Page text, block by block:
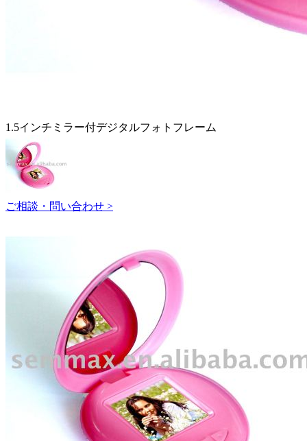
1.5インチミラー付デジタルフォトフレーム
ご相談・問い合わせ >